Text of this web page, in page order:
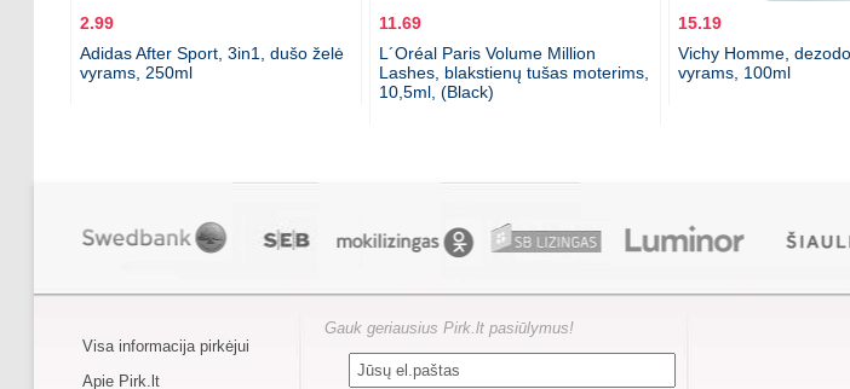
2.99
Adidas After Sport, 3in1, dušo želė
vyrams, 250ml
11.69
L´Oréal Paris Volume Million
Lashes, blakstienų tušas moterims,
10,5ml, (Black)
15.19
Vichy Homme,
vyrams, 100ml
Visa informacija pirkėjui
Apie Pirk.lt
Gauk geriausius Pirk.lt pasiūlymus!